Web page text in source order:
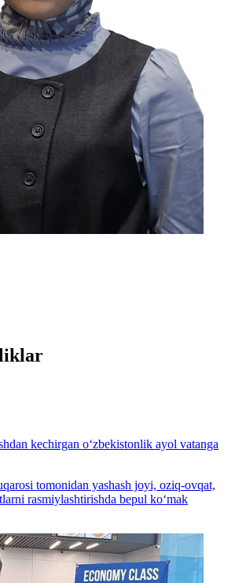
kechirgan o‘zbekistonlik ayol vatanga
tomonidan yashash joyi, oziq-ovqat,
rasmiylashtirishda bepul ko‘mak